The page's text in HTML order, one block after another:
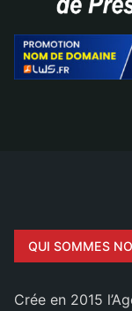
QUI SOMMES
Crée en 2015